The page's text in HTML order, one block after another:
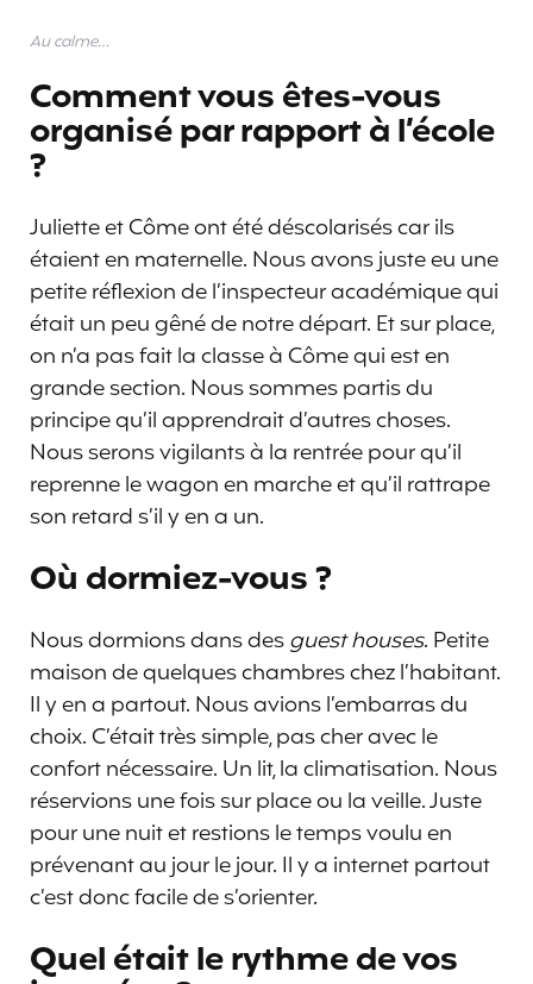
Au calme…
Comment vous êtes-vous
organisé par rapport à l’école
?
Juliette et Côme ont été déscolarisés car ils
étaient en maternelle. Nous avons juste eu une
petite réflexion de l’inspecteur académique qui
était un peu gêné de notre départ. Et sur place,
on n’a pas fait la classe à Côme qui est en
grande section. Nous sommes partis du
principe qu’il apprendrait d’autres choses.
Nous serons vigilants à la rentrée pour qu’il
reprenne le wagon en marche et qu’il rattrape
son retard s’il y en a un.
Où dormiez-vous ?
Nous dormions dans desguest houses. Petite
maison de quelques chambres chez l’habitant.
Il y en a partout. Nous avions l’embarras du
choix. C’était très simple, pas cher avec le
confort nécessaire. Un lit, la climatisation. Nous
réservions une fois sur place ou la veille. Juste
pour une nuit et restions le temps voulu en
prévenant au jour le jour. Il y a internet partout
c’est donc facile de s’orienter.
Quel était le rythme de vos